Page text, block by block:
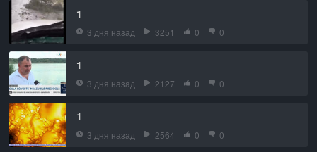
1
3 дня назад 3251 0 0
1
3 дня назад 2127 0 0
1
3 дня назад 2564 0 0